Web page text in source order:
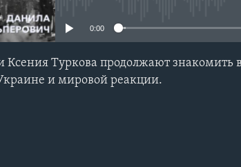
0:00
Ксения Туркова продолжают
и мировой реакции.